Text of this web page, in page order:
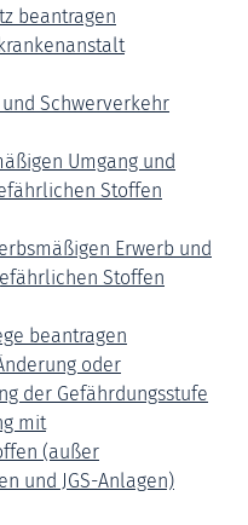
beantragen
Schwerverkehr
Umgang und
Stoffen
Erwerb und
Stoffen
beantragen
oder
der Gefährdungsstufe
mit
(außer
und JGS-Anlagen)